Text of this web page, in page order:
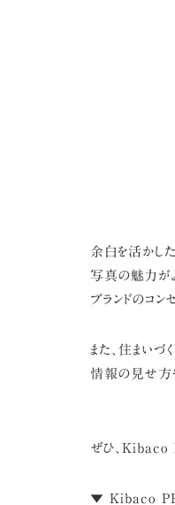
余白を活かし
写真の魅力がよ
ブランドのコン
また、住まいづ
情報の見せ方
ぜひ、Kibaco
▼ Kibaco